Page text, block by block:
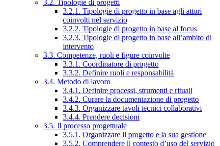
3.2. Tipologie di progetti
3.2.1. Tipologie di progetto in base agli attori
coinvolti nel servizio
3.2.2. Tipologie di progetto in base al focus
3.2.3. Tipologie di progetto in base all’ambito di
intervento
3.3. Competenze, ruoli e figure coinvolte
3.3.1. Coordinatore di progetto
3.3.2. Definire ruoli e responsabilità
3.4. Metodo di lavoro
3.4.1. Definire processi, strumenti e rituali
3.4.2. Curare la documentazione di progetto
3.4.3. Organizzare tavoli tecnici collaborativi
3.4.4. Prendere decisioni
3.5. Il processo progettuale
3.5.1. Organizzare il progetto e la sua gestione
3.5.2. Comprendere il contesto d’uso del servizio